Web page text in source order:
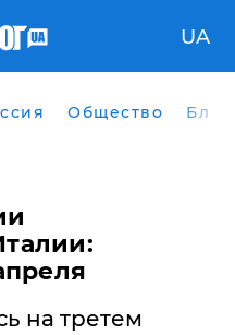
UA
Общество
на третем